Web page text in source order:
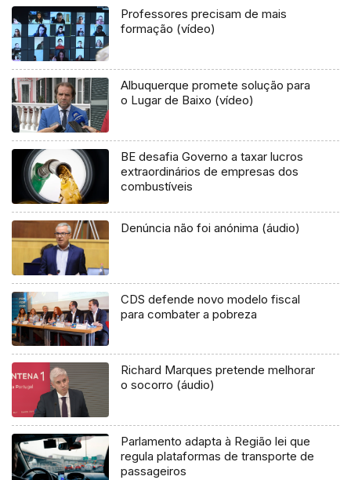
Professores precisam de mais
formação (vídeo)
Albuquerque promete solução para
o Lugar de Baixo (vídeo)
BE desafia Governo a taxar lucros
extraordinários de empresas dos
combustíveis
Denúncia não foi anónima (áudio)
CDS defende novo modelo fiscal
para combater a pobreza
Richard Marques pretende melhorar
o socorro (áudio)
Parlamento adapta à Região lei que
regula plataformas de transporte de
passageiros